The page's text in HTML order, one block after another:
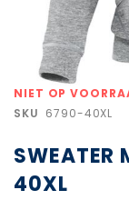
NIET OP
SKU 6790-40XL
40XL
Ga
naar
van
de
afbeeldingen-